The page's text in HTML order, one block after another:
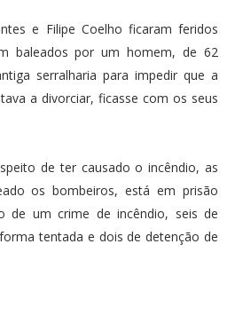
e Filipe Coelho ficaram feridos
baleados por um homem, de 62
serralharia para impedir que a
a divorciar, ficasse com os seus
de ter causado o incêndio, as
os bombeiros, está em prisão
de um crime de incêndio, seis de
tentada e dois de detenção de